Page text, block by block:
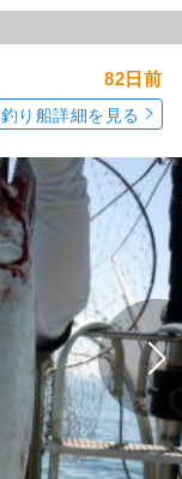
82日前
釣り船詳細を見る